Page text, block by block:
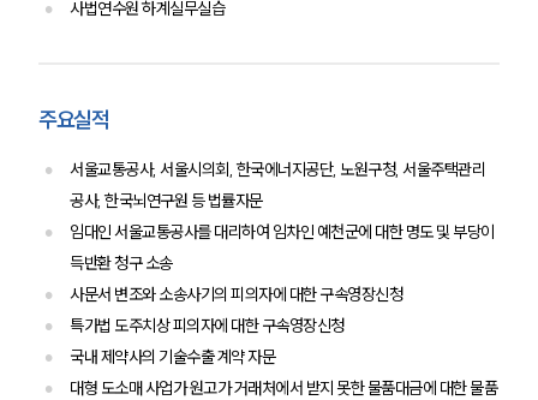
대륜법률상담예약
사법연수원 하계실무실습
주요실적
서울교통공사, 서울시의회, 한국에너지공단, 노원구청, 서울주택관리
공사, 한국뇌연구원 등 법률자문
임대인 서울교통공사를 대리하여 임차인 예천군에 대한 명도 및 부당이
득반환 청구 소송
사문서 변조와 소송사기의 피의자에 대한 구속영장신청
특가법 도주치상 피의자에 대한 구속영장신청
국내 제약사의 기술수출 계약 자문
대형 도소매 사업가 원고가 거래처에서 받지 못한 물품대금에 대한 물품